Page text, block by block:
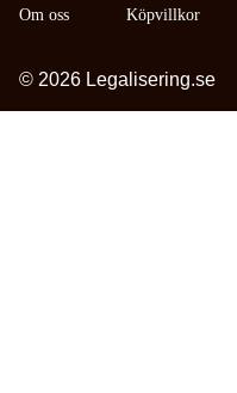
© 2026 Legalisering.se
Om oss Köpvillkor